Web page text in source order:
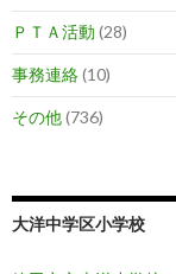
ＰＴＡ活動 (28)
事務連絡(10)
その他(736)
大洋中学区小学校